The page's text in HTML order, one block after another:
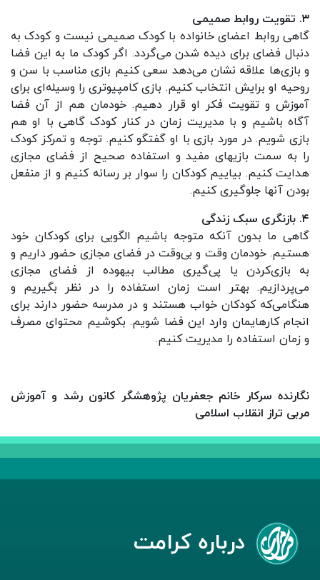
۳. تقویت روابط صمیمی
گاهی روابط اعضای خانواده با کودک صمیمی نیست و کودک به
دنبال فضای برای دیده شدن می‌گردد. اگر کودک ما به این فضا
و بازی‌ها علاقه نشان می‌دهد سعی کنیم بازی مناسب با سن و
روحیه او برایش انتخاب کنیم. بازی کامپیوتری را وسیله‌ای برای
آموزش و تقویت فکر او قرار دهیم. خودمان هم از آن فضا
آگاه باشیم و با مدیریت زمان در کنار کودک گاهی با او هم
بازی شویم. در مورد بازی با او گفتگو کنیم. توجه و تمرکز کودک
را به سمت بازیهای مفید و استفاده صحیح از فضای مجازی
هدایت کنیم. بیاییم کودکان را سوار بر رسانه کنیم و از منفعل
بودن آنها جلوگیری کنیم.
۴. بازنگری سبک زندگی
گاهی ما بدون آنکه متوجه باشیم الگویی برای کودکان خود
هستیم. خودمان وقت و بی‌وقت در فضای مجازی‌ حضور داریم و
به بازی‌کردن یا پی‌گیری مطالب بیهوده از فضای مجازی
می‌پردازیم. بهتر است زمان استفاده را در نظر بگیریم و
هنگامی‌که کودکان خواب هستند و در مدرسه حضور دارند برای
انجام کارهایمان وارد این فضا شویم. بکوشیم محتوای مصرف
و زمان استفاده را مدیریت کنیم.
نگارنده سرکار خانم جعفریان پژوهشگر کانون رشد و آموزش
مربی تراز انقلاب اسلامی
درباره کرامت